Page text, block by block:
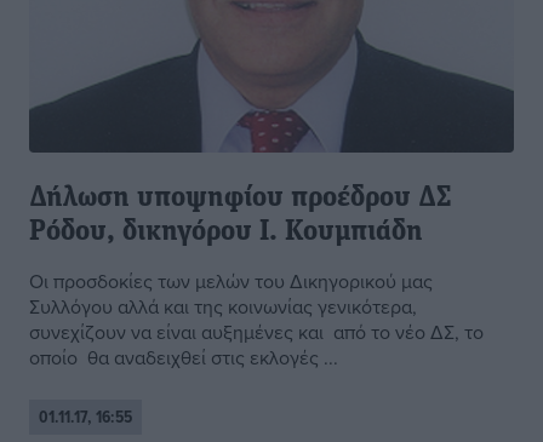
Δήλωση υποψηφίου προέδρου ΔΣ
Ρόδου, δικηγόρου Ι. Κουμπιάδη
Οι προσδοκίες των μελών του Δικηγορικού μας
Συλλόγου αλλά και της κοινωνίας γενικότερα,
συνεχίζουν να είναι αυξημένες και από το νέο ΔΣ, το
οποίο θα αναδειχθεί στις εκλογές ...
01.11.17, 16:55